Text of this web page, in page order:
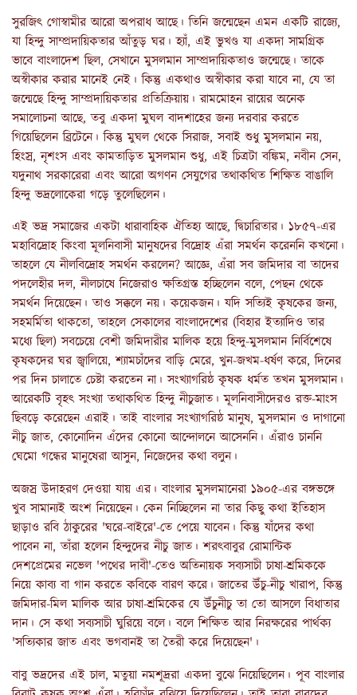
সুরজিৎ গোস্বামীর আরো অপরাধ আছে। তিনি জন্মেছেন এমন একটি রাজ্যে,
যা হিন্দু সাম্প্রদায়িকতার আঁতুড় ঘর। হ্যাঁ, এই ভুখণ্ড যা একদা সামগ্রিক
ভাবে বাংলাদেশ ছিল, সেখানে মুসলমান সাম্প্রদায়িকতাও জন্মেছে। তাকে
অস্বীকার করার মানেই নেই। কিন্তু একথাও অস্বীকার করা যাবে না, যে তা
জন্মেছে হিন্দু সাম্প্রদায়িকতার প্রতিক্রিয়ায়। রামমোহন রায়ের অনেক
সমালোচনা আছে, তবু একদা মুঘল বাদশাহের জন্য দরবার করতে
গিয়েছিলেন ব্রিটেনে। কিন্তু মুঘল থেকে সিরাজ, সবাই শুধু মুসলমান নয়,
হিংস্র, নৃশংস এবং কামতাড়িত মুসলমান শুধু, এই চিত্রটা বঙ্কিম, নবীন সেন,
যদুনাথ সরকারেরা এবং আরো অগণন সেযুগের তথাকথিত শিক্ষিত বাঙালি
হিন্দু ভদ্রলোকেরা গড়ে তুলেছিলেন।
এই ভদ্র সমাজের একটা ধারাবাহিক ঐতিহ্য আছে, দ্বিচারিতার। ১৮৫৭-এর
মহাবিদ্রোহ কিংবা মূলনিবাসী মানুষদের বিদ্রোহ এঁরা সমর্থন করেননি কখনো।
তাহলে যে নীলবিদ্রোহ সমর্থন করলেন? আজ্ঞে, এঁরা সব জমিদার বা তাদের
পদলেহীর দল, নীলচাষে নিজেরাও ক্ষতিগ্রস্ত হচ্ছিলেন বলে, পেছন থেকে
সমর্থন দিয়েছেন। তাও সক্কলে নয়। কয়েকজন। যদি সত্যিই কৃষকের জন্য,
সহমর্মিতা থাকতো, তাহলে সেকালের বাংলাদেশের (বিহার ইত্যাদিও তার
মধ্যে ছিল) সবচেয়ে বেশী জমিদারীর মালিক হয়ে হিন্দু-মুসলমান নির্বিশেষে
কৃষকদের ঘর জ্বালিয়ে, শ্যামচাঁদের বাড়ি মেরে, খুন-জখম-ধর্ষণ করে, দিনের
পর দিন চালাতে চেষ্টা করতেন না। সংখ্যাগরিষ্ঠ কৃষক ধর্মত তখন মুসলমান।
আরেকটি বৃহৎ সংখ্যা তথাকথিত হিন্দু নীচুজাত। মূলনিবাসীদেরও রক্ত-মাংস
ছিবড়ে করেছেন এরাই। তাই বাংলার সংখ্যাগরিষ্ঠ মানুষ, মুসলমান ও দাগানো
নীচু জাত, কোনোদিন এঁদের কোনো আন্দোলনে আসেননি। এঁরাও চাননি
ঘেমো গন্ধের মানুষেরা আসুন, নিজেদের কথা বলুন।
অজস্র উদাহরণ দেওয়া যায় এর। বাংলার মুসলমানেরা ১৯০৫-এর বঙ্গভঙ্গে
খুব সামান্যই অংশ নিয়েছেন। কেন নিচ্ছিলেন না তার কিছু কথা ইতিহাস
ছাড়াও রবি ঠাকুরের 'ঘরে-বাইরে'-তে পেয়ে যাবেন। কিন্তু যাঁদের কথা
পাবেন না, তাঁরা হলেন হিন্দুদের নীচু জাত। শরৎবাবুর রোমান্টিক
দেশপ্রেমের নভেল 'পথের দাবী'-তেও অতিনায়ক সব্যসাচী চাষা-শ্রমিককে
নিয়ে কাব্য বা গান করতে কবিকে বারণ করে। জাতের উঁচু-নীচু খারাপ, কিন্তু
জমিদার-মিল মালিক আর চাষা-শ্রমিকের যে উঁচুনীচু তা তো আসলে বিধাতার
দান। সে কথা সব্যসাচী ঘুরিয়ে বলে। বলে শিক্ষিত আর নিরক্ষরের পার্থক্য
'সত্যিকার জাত এবং ভগবানই তা তৈরী করে দিয়েছেন'।
বাবু ভদ্রদের এই চাল, মতুয়া নমশূদ্ররা একদা বুঝে নিয়েছিলেন। পূব বাংলার